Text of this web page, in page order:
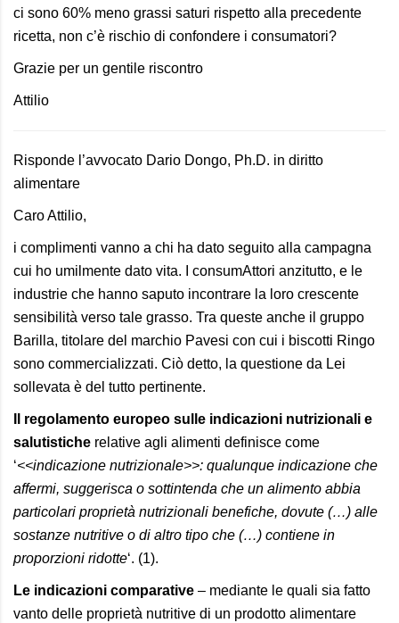
ci sono 60% meno grassi saturi rispetto alla precedente
ricetta, non c’è rischio di confondere i consumatori?
Grazie per un gentile riscontro
Attilio
Risponde l’avvocato Dario Dongo, Ph.D. in diritto
alimentare
Caro Attilio,
i complimenti vanno a chi ha dato seguito alla campagna
cui ho umilmente dato vita. I consumAttori anzitutto, e le
industrie che hanno saputo incontrare la loro crescente
sensibilità verso tale grasso. Tra queste anche il gruppo
Barilla, titolare del marchio Pavesi con cui i biscotti Ringo
sono commercializzati. Ciò detto, la questione da Lei
sollevata è del tutto pertinente.
Il regolamento europeo sulle indicazioni nutrizionali e
salutistiche relative agli alimenti definisce come
‘<<indicazione nutrizionale>>: qualunque indicazione che
affermi, suggerisca o sottintenda che un alimento abbia
particolari proprietà nutrizionali benefiche, dovute (…) alle
sostanze nutritive o di altro tipo che (…) contiene in
proporzioni ridotte‘. (1).
Le indicazioni comparative – mediante le quali sia fatto
vanto delle proprietà nutritive di un prodotto alimentare